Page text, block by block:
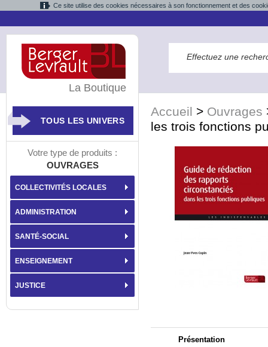
Ce site utilise des cookies nécessaires à son fonctionnement et des
Accueil > Ouvrages
les trois fonctions
Présentation
La Boutique
TOUS LES UNIVERS
Votre type de produits :
OUVRAGES
COLLECTIVITÉS LOCALES
ADMINISTRATION
SANTÉ-SOCIAL
ENSEIGNEMENT
JUSTICE